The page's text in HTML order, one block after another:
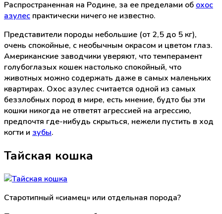
Распространенная на Родине, за ее пределами об охос
азулес практически ничего не известно.
Представители породы небольшие (от 2,5 до 5 кг),
очень спокойные, с необычным окрасом и цветом глаз.
Американские заводчики уверяют, что темперамент
голубоглазых кошек настолько спокойный, что
животных можно содержать даже в самых маленьких
квартирах. Охос азулес считается одной из самых
беззлобных пород в мире, есть мнение, будто бы эти
кошки никогда не ответят агрессией на агрессию,
предпочтя где-нибудь скрыться, нежели пустить в ход
когти и зубы.
Тайская кошка
Старотипный «сиамец» или отдельная порода?